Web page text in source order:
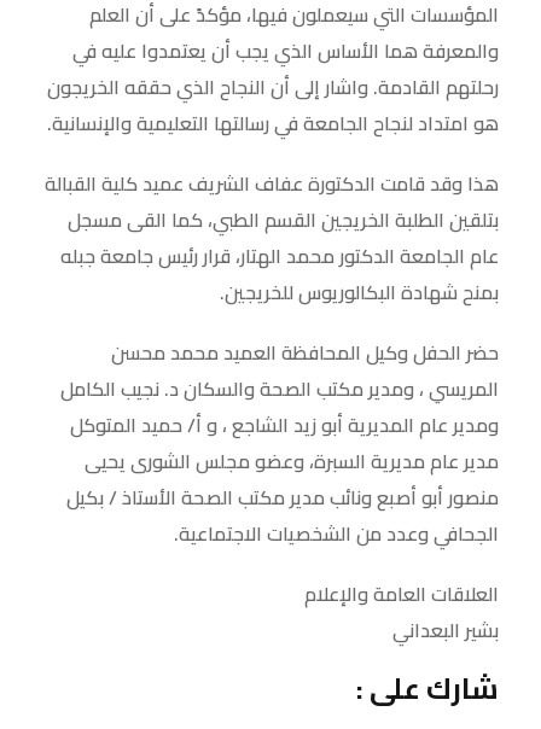
المؤسسات التي سيعملون فيها، مؤكدً على أن العلم
والمعرفة هما الأساس الذي يجب أن يعتمدوا عليه في
رحلتهم القادمة. واشار إلى أن النجاح الذي حققه الخريجون
هو امتداد لنجاح الجامعة في رسالتها التعليمية والإنسانية.
هذا وقد قامت الدكتورة عفاف الشريف عميد كلية القبالة
بتلقين الطلبة الخريجين القسم الطبي، كما القى مسجل
عام الجامعة الدكتور محمد الهتار، قرار رئيس جامعة جبله
بمنح شهادة البكالوريوس للخريجين.
حضر الحفل وكيل المحافظة العميد محمد محسن
المريسي ، ومدير مكتب الصحة والسكان د. نجيب الكامل
ومدير عام المديرية أبو زيد الشاجع ، و أ/ حميد المتوكل
مدير عام مديرية السبرة، وعضو مجلس الشورى يحيى
منصور أبو أصبع ونائب مدير مكتب الصحة الأستاذ / بكيل
الجحافي وعدد من الشخصيات الاجتماعية.
العلاقات العامة والإعلام
بشير البعداني
شارك على :